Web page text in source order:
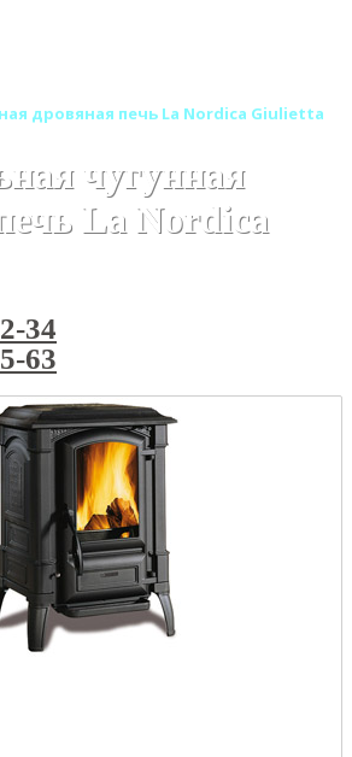
дровяная печь La Nordica Giulietta
чугунная
La Nordica
34
63